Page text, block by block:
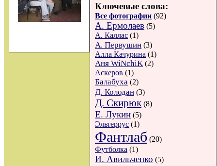
Ключевые слова:
Все фотографии (92)
А. Ермолаев (5)
А. Каллас (1)
А. Первушин (3)
Алла Качурина (1)
Аня WiNchiK (2)
Аскеров (1)
Балабуха (2)
Д. Колодан (3)
Д. Скирюк (8)
Е. Лукин (5)
Эльтеррус (1)
Фантлаб (20)
Футболка (1)
И. Авильченко (5)